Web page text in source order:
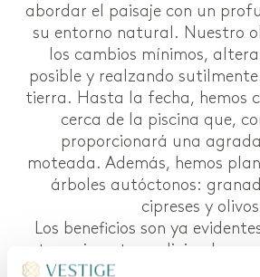
abordar el paisaje con un
su entorno natural. Nuestro
los cambios mínimos,
posible y realzando
tierra. Hasta la fecha, hemos
cerca de la piscina que,
proporcionará una
moteada. Además, hemos
árboles autóctonos:
cipreses y
Los beneficios son ya
atraen insectos polinizadores
y alimento a la fauna local,